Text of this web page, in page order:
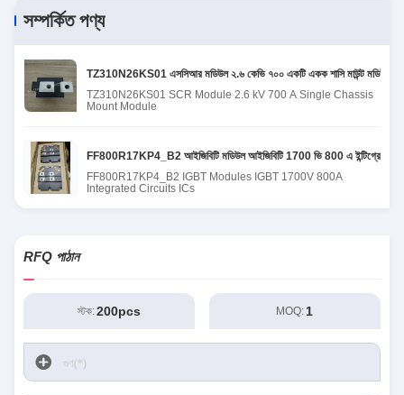
সম্পর্কিত পণ্য
TZ310N26KS01 এসসিআর মডিউল ২.৬ কেভি ৭০০ একটি একক শাসি মাউন্ট মডিউল
TZ310N26KS01 SCR Module 2.6 kV 700 A Single Chassis
Mount Module
FF800R17KP4_B2 আইজিবিটি মডিউল আইজিবিটি 1700 ভি 800 এ ইন্টিগ্রেটেড
FF800R17KP4_B2 IGBT Modules IGBT 1700V 800A
Integrated Circuits ICs
RFQ পাঠান
স্টক:200pcs MOQ: 1